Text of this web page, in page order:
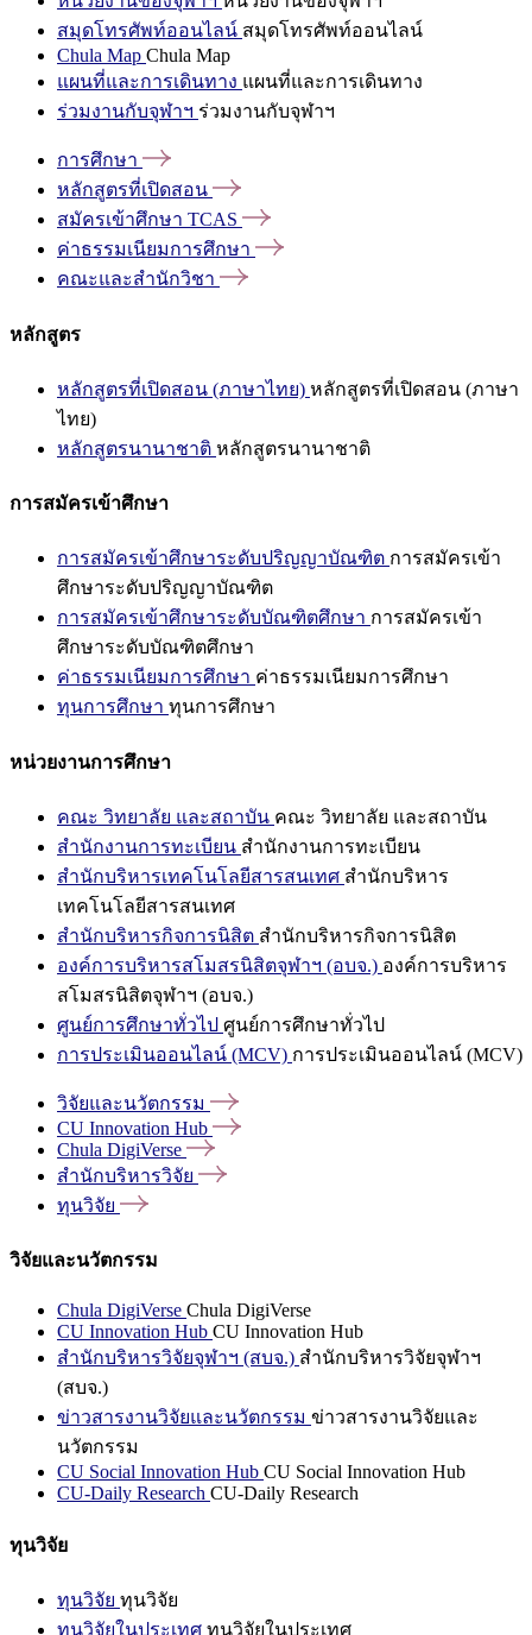
สมุดโทรศัพท์ออนไลน์ สมุดโทรศัพท์ออนไลน์
Chula Map Chula Map
แผนที่และการเดินทาง แผนที่และการเดินทาง
ร่วมงานกับจุฬาฯ ร่วมงานกับจุฬาฯ
การศึกษา
หลักสูตรที่เปิดสอน
สมัครเข้าศึกษา TCAS
ค่าธรรมเนียมการศึกษา
คณะและสำนักวิชา
หลักสูตร
หลักสูตรที่เปิดสอน (ภาษาไทย) หลักสูตรที่เปิดสอน (ภาษา
ไทย)
หลักสูตรนานาชาติ หลักสูตรนานาชาติ
การสมัครเข้าศึกษา
การสมัครเข้าศึกษาระดับปริญญาบัณฑิต การสมัครเข้า
ศึกษาระดับปริญญาบัณฑิต
การสมัครเข้าศึกษาระดับบัณฑิตศึกษา การสมัครเข้า
ศึกษาระดับบัณฑิตศึกษา
ค่าธรรมเนียมการศึกษา ค่าธรรมเนียมการศึกษา
ทุนการศึกษา ทุนการศึกษา
หน่วยงานการศึกษา
คณะ วิทยาลัย และสถาบัน คณะ วิทยาลัย และสถาบัน
สำนักงานการทะเบียน สำนักงานการทะเบียน
สำนักบริหารเทคโนโลยีสารสนเทศ สำนักบริหาร
เทคโนโลยีสารสนเทศ
สำนักบริหารกิจการนิสิต สำนักบริหารกิจการนิสิต
องค์การบริหารสโมสรนิสิตจุฬาฯ (อบจ.) องค์การบริหาร
สโมสรนิสิตจุฬาฯ (อบจ.)
ศูนย์การศึกษาทั่วไป ศูนย์การศึกษาทั่วไป
การประเมินออนไลน์ (MCV) การประเมินออนไลน์ (MCV)
วิจัยและนวัตกรรม
CU Innovation Hub
Chula DigiVerse
สำนักบริหารวิจัย
ทุนวิจัย
วิจัยและนวัตกรรม
Chula DigiVerse Chula DigiVerse
CU Innovation Hub CU Innovation Hub
สำนักบริหารวิจัยจุฬาฯ (สบจ.) สำนักบริหารวิจัยจุฬาฯ
(สบจ.)
ข่าวสารงานวิจัยและนวัตกรรม ข่าวสารงานวิจัยและ
นวัตกรรม
CU Social Innovation Hub CU Social Innovation Hub
CU-Daily Research CU-Daily Research
ทุนวิจัย
ทุนวิจัย ทุนวิจัย
ทุนวิจัยในประเทศ ทุนวิจัยในประเทศ